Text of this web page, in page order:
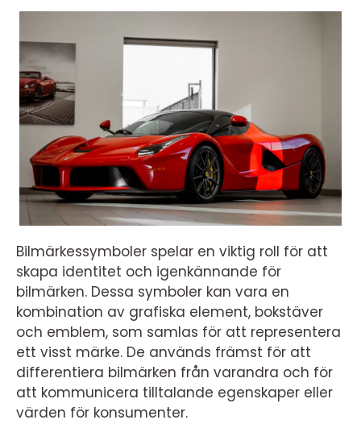
Bilmärkessymboler spelar en viktig roll för att
skapa identitet och igenkännande för
bilmärken. Dessa symboler kan vara en
kombination av grafiska element, bokstäver
och emblem, som samlas för att representera
ett visst märke. De används främst för att
differentiera bilmärken från varandra och för
att kommunicera tilltalande egenskaper eller
värden för konsumenter.